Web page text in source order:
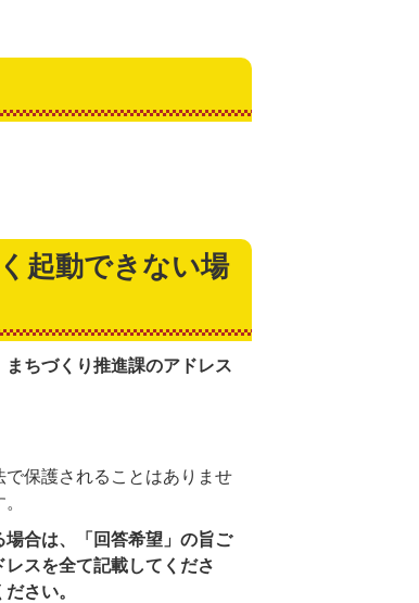
起動できない場
ちづくり推進課のアドレス
保護されることはありませ
合は、「回答希望」の旨ご
スを全て記載してくださ
さい。